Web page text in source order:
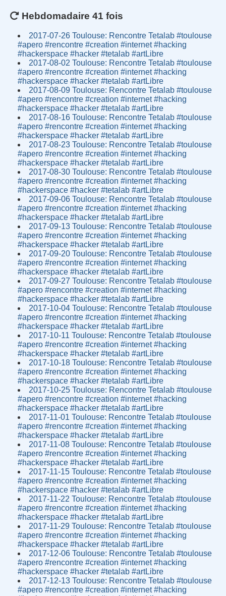
Hebdomadaire 41 fois
2017-07-26 Toulouse: Rencontre Tetalab #toulouse
#apero #rencontre #creation #internet #hacking
#hackerspace #hacker #tetalab #artLibre
2017-08-02 Toulouse: Rencontre Tetalab #toulouse
#apero #rencontre #creation #internet #hacking
#hackerspace #hacker #tetalab #artLibre
2017-08-09 Toulouse: Rencontre Tetalab #toulouse
#apero #rencontre #creation #internet #hacking
#hackerspace #hacker #tetalab #artLibre
2017-08-16 Toulouse: Rencontre Tetalab #toulouse
#apero #rencontre #creation #internet #hacking
#hackerspace #hacker #tetalab #artLibre
2017-08-23 Toulouse: Rencontre Tetalab #toulouse
#apero #rencontre #creation #internet #hacking
#hackerspace #hacker #tetalab #artLibre
2017-08-30 Toulouse: Rencontre Tetalab #toulouse
#apero #rencontre #creation #internet #hacking
#hackerspace #hacker #tetalab #artLibre
2017-09-06 Toulouse: Rencontre Tetalab #toulouse
#apero #rencontre #creation #internet #hacking
#hackerspace #hacker #tetalab #artLibre
2017-09-13 Toulouse: Rencontre Tetalab #toulouse
#apero #rencontre #creation #internet #hacking
#hackerspace #hacker #tetalab #artLibre
2017-09-20 Toulouse: Rencontre Tetalab #toulouse
#apero #rencontre #creation #internet #hacking
#hackerspace #hacker #tetalab #artLibre
2017-09-27 Toulouse: Rencontre Tetalab #toulouse
#apero #rencontre #creation #internet #hacking
#hackerspace #hacker #tetalab #artLibre
2017-10-04 Toulouse: Rencontre Tetalab #toulouse
#apero #rencontre #creation #internet #hacking
#hackerspace #hacker #tetalab #artLibre
2017-10-11 Toulouse: Rencontre Tetalab #toulouse
#apero #rencontre #creation #internet #hacking
#hackerspace #hacker #tetalab #artLibre
2017-10-18 Toulouse: Rencontre Tetalab #toulouse
#apero #rencontre #creation #internet #hacking
#hackerspace #hacker #tetalab #artLibre
2017-10-25 Toulouse: Rencontre Tetalab #toulouse
#apero #rencontre #creation #internet #hacking
#hackerspace #hacker #tetalab #artLibre
2017-11-01 Toulouse: Rencontre Tetalab #toulouse
#apero #rencontre #creation #internet #hacking
#hackerspace #hacker #tetalab #artLibre
2017-11-08 Toulouse: Rencontre Tetalab #toulouse
#apero #rencontre #creation #internet #hacking
#hackerspace #hacker #tetalab #artLibre
2017-11-15 Toulouse: Rencontre Tetalab #toulouse
#apero #rencontre #creation #internet #hacking
#hackerspace #hacker #tetalab #artLibre
2017-11-22 Toulouse: Rencontre Tetalab #toulouse
#apero #rencontre #creation #internet #hacking
#hackerspace #hacker #tetalab #artLibre
2017-11-29 Toulouse: Rencontre Tetalab #toulouse
#apero #rencontre #creation #internet #hacking
#hackerspace #hacker #tetalab #artLibre
2017-12-06 Toulouse: Rencontre Tetalab #toulouse
#apero #rencontre #creation #internet #hacking
#hackerspace #hacker #tetalab #artLibre
2017-12-13 Toulouse: Rencontre Tetalab #toulouse
#apero #rencontre #creation #internet #hacking